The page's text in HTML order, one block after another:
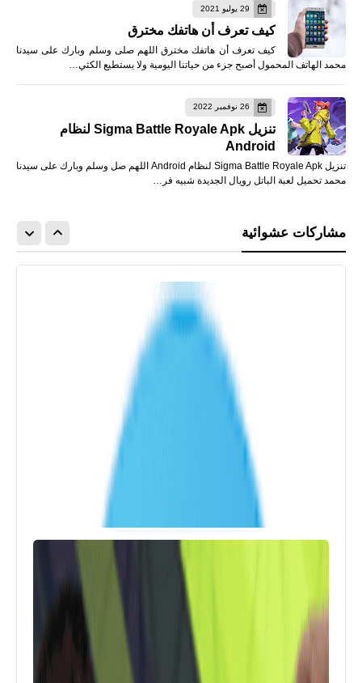
29 يوليو 2021
كيف تعرف أن هاتفك مخترق
كيف تعرف أن هاتفك مخترق اللهم صلى وسلم وبارك على سيدنا
محمد الهاتف المحمول أصبح جزء من حياتنا اليومية ولا يستطيع الكثي…
26 نوفمبر 2022
تنزيل Sigma Battle Royale Apk لنظام
Android
تنزيل Sigma Battle Royale Apk لنظام Android اللهم صل وسلم وبارك على سيدنا
محمد تحميل لعبة الباتل رويال الجديدة شبيه فر…
مشاركات عشوائية